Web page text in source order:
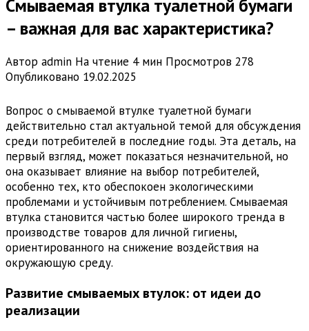
Смываемая втулка туалетной бумаги
– важная для вас характеристика?
Автор admin На чтение 4 мин Просмотров 278
Опубликовано 19.02.2025
Вопрос о смываемой втулке туалетной бумаги
действительно стал актуальной темой для обсуждения
среди потребителей в последние годы. Эта деталь, на
первый взгляд, может показаться незначительной, но
она оказывает влияние на выбор потребителей,
особенно тех, кто обеспокоен экологическими
проблемами и устойчивым потреблением. Смываемая
втулка становится частью более широкого тренда в
производстве товаров для личной гигиены,
ориентированного на снижение воздействия на
окружающую среду.
Развитие смываемых втулок: от идеи до
реализации